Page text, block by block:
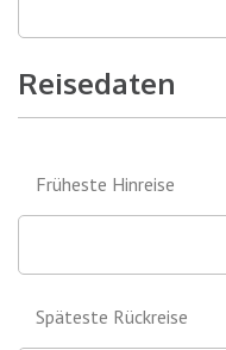
Reisedaten
Früheste Hinreise
Späteste Rückreise